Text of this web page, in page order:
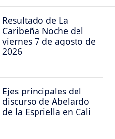
Resultado de La
Caribeña Noche del
viernes 7 de agosto de
2026
Ejes principales del
discurso de Abelardo
de la Espriella en Cali